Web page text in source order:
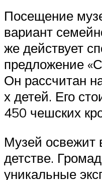
Посещение
вариант
же действует
предложение
Он рассчитан
х детей. Его
450 чешских
Музей освежит
детстве.
уникальные